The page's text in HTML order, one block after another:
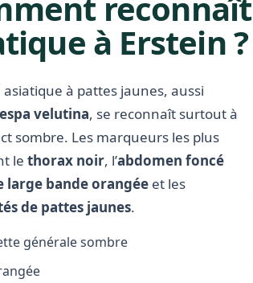
à Erstein ?
à pattes jaunes, aussi
velutina, se reconnaît surtout à
sombre. Les marqueurs les plus
le thorax noir, l’abdomen foncé
large bande orangée et les
de pattes jaunes.
générale sombre